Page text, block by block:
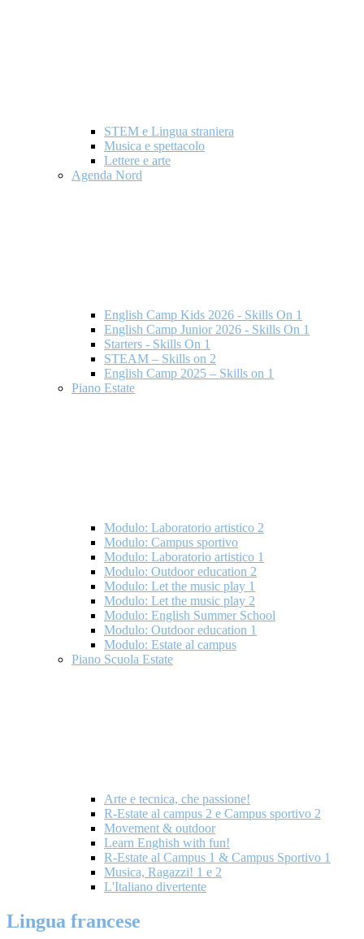
STEM e Lingua straniera
Musica e spettacolo
Lettere e arte
Agenda Nord
English Camp Kids 2026 - Skills On 1
English Camp Junior 2026 - Skills On 1
Starters - Skills On 1
STEAM – Skills on 2
English Camp 2025 – Skills on 1
Piano Estate
Modulo: Laboratorio artistico 2
Modulo: Campus sportivo
Modulo: Laboratorio artistico 1
Modulo: Outdoor education 2
Modulo: Let the music play 1
Modulo: Let the music play 2
Modulo: English Summer School
Modulo: Outdoor education 1
Modulo: Estate al campus
Piano Scuola Estate
Arte e tecnica, che passione!
R-Estate al campus 2 e Campus sportivo 2
Movement & outdoor
Learn Enghish with fun!
R-Estate al Campus 1 & Campus Sportivo 1
Musica, Ragazzi! 1 e 2
L'Italiano divertente
Lingua francese